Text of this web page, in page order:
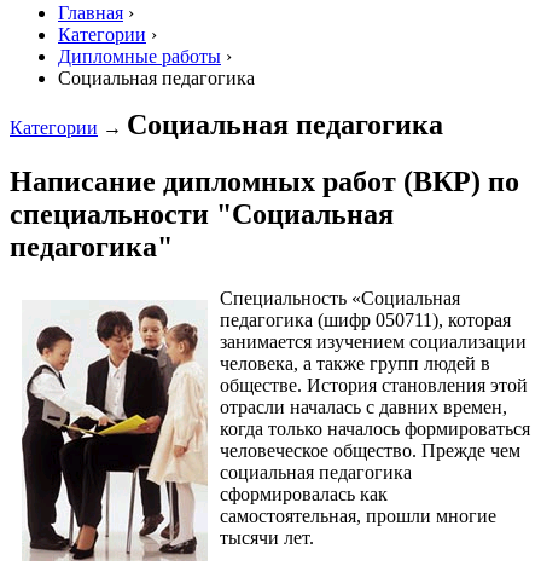
Главная ›
Категории ›
Дипломные работы ›
Социальная педагогика
Категории → Социальная педагогика
Написание дипломных работ (ВКР) по
специальности "Социальная
педагогика"
Специальность «Социальная
педагогика (шифр 050711), которая
занимается изучением социализации
человека, а также групп людей в
обществе. История становления этой
отрасли началась с давних времен,
когда только началось формироваться
человеческое общество. Прежде чем
социальная педагогика
сформировалась как
самостоятельная, прошли многие
тысячи лет.